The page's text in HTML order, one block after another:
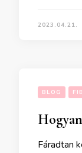
2023.04.21.
BLOG
Fáradtan